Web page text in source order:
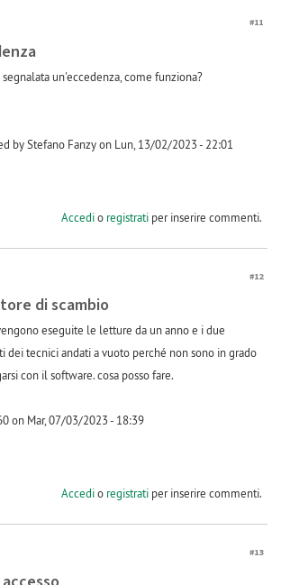
#11
un'eccedenza, come funziona?
by Stefano Fanzy on Lun, 13/02/2023 - 22:01
Accedio registratiper inserire commenti.
#12
di scambio
eseguite le letture da un anno e i due
dei tecnici andati a vuoto perché non sono in grado
con il software. cosa posso fare.
on Mar, 07/03/2023 - 18:39
Accedio registratiper inserire commenti.
#13